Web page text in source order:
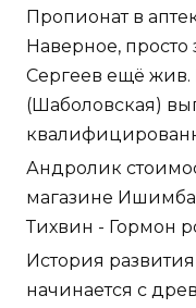
Пропионат в
Наверное,
Сергеев ещё
(Шаболовская)
Андролик
магазине
Тихвин - Гормон
История
начинается с